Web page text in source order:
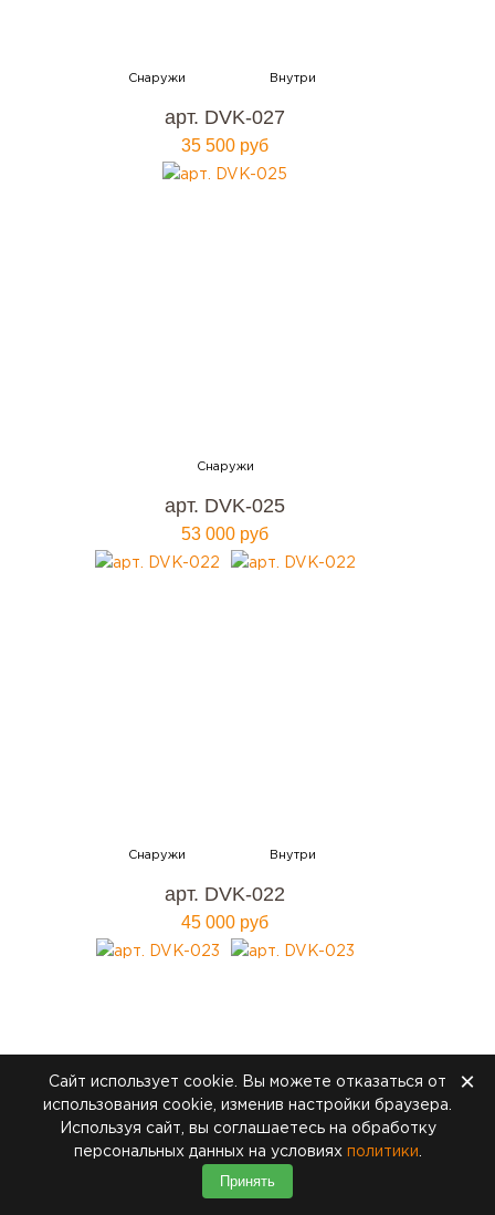
арт. DVK-027
35 500 руб
арт. DVK-025
53 000 руб
арт. DVK-022
45 000 руб
Сайт использует cookie. Вы можете отказаться от
использования cookie, изменив настройки браузера.
Используя сайт, вы соглашаетесь на обработку
персональных данных на условиях политики
Принять
×